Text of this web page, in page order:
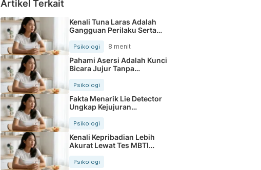
Artikel Terkait
Kenali Tuna Laras Adalah
Gangguan Perilaku Serta
Psikologi 8 menit
Pahami Asersi Adalah Kunci
Bicara Jujur Tanpa
Psikologi
Fakta Menarik Lie Detector
Ungkap Kejujuran
Psikologi
Kenali Kepribadian Lebih
Akurat Lewat Tes MBTI
Psikologi